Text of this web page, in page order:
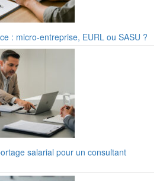
: micro-entreprise, EURL ou SASU ?
salarial pour un consultant